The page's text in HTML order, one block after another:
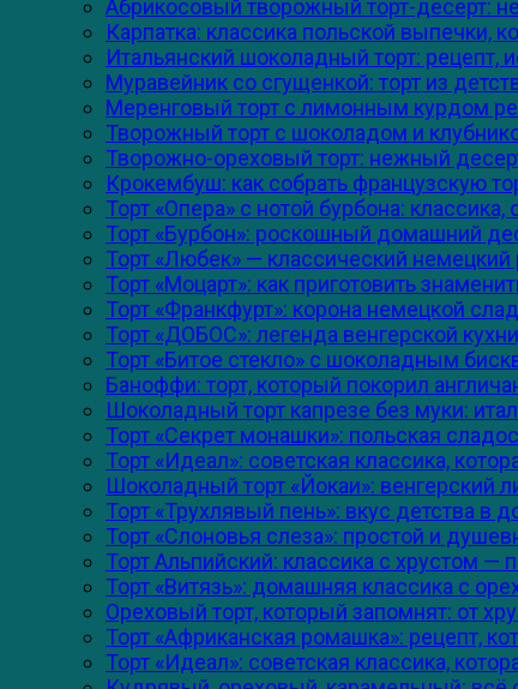
Абрикосовый творожный торт-десерт:
Карпатка: классика польской выпечки,
Итальянский шоколадный торт: рецепт,
Муравейник со сгущенкой: торт из
Меренговый торт с лимонным курдом
Творожный торт с шоколадом и
Творожно-ореховый торт: нежный
Крокембуш: как собрать французскую
Торт «Опера» с нотой бурбона:
Торт «Бурбон»: роскошный домашний
Торт «Любек» — классический
Торт «Моцарт»: как приготовить
Торт «Франкфурт»: корона немецкой
Торт «ДОБОС»: легенда венгерской
Торт «Битое стекло» с шоколадным
Баноффи: торт, который покорил
Шоколадный торт капрезе без муки:
Торт «Секрет монашки»: польская
Торт «Идеал»: советская классика,
Шоколадный торт «Йокаи»: венгерский
Торт «Трухлявый пень»: вкус детства в
Торт «Слоновья слеза»: простой и
Торт Альпийский: классика с хрустом
Торт «Витязь»: домашняя классика с
Ореховый торт, который запомнят: от
Торт «Африканская ромашка»: рецепт,
Торт «Идеал»: советская классика,